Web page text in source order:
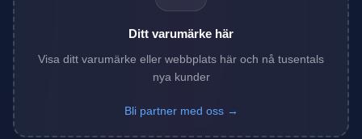
Ditt varumärke här
Visa ditt varumärke eller webbplats här och nå tusentals
nya kunder
Bli partner med oss →